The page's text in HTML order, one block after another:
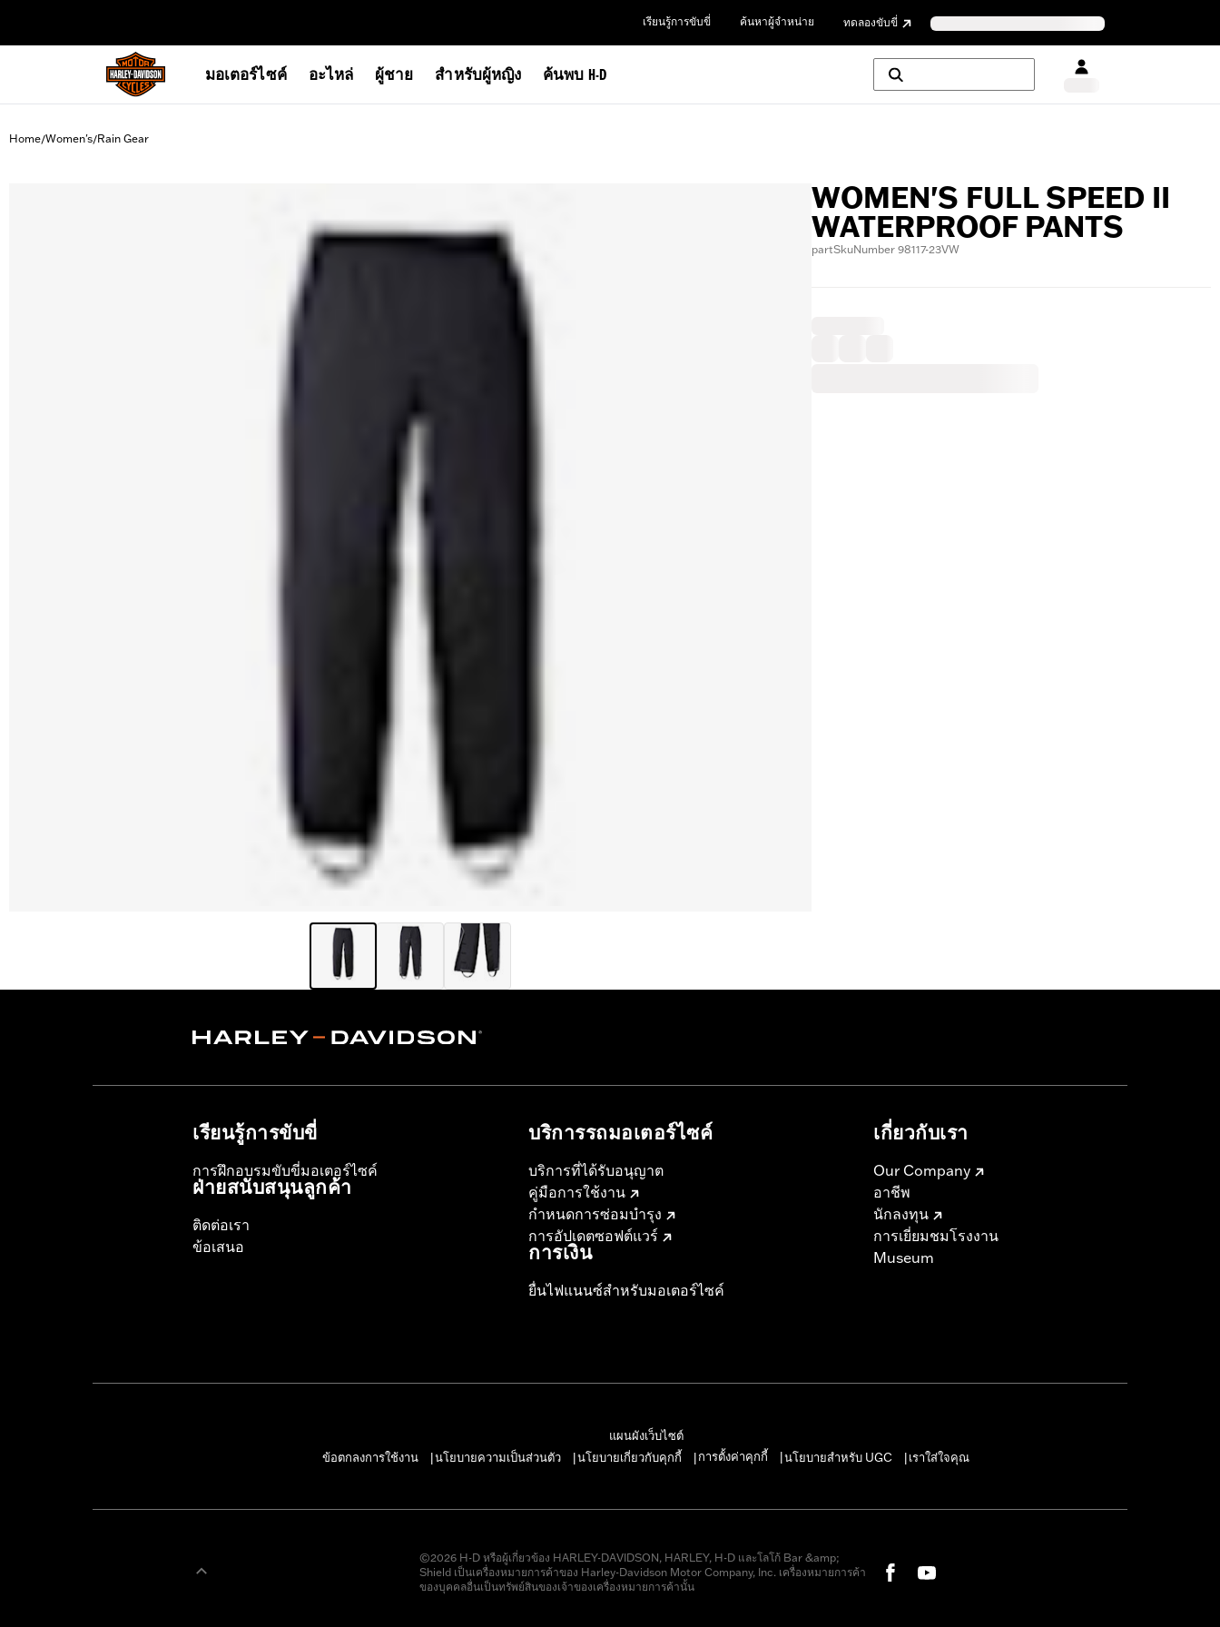
เรียนรู้การขับขี่ ค้นหาผู้จำหน่าย ทดลองขับขี่
มอเตอร์ไซค์ อะไหล่ ผู้ชาย สำหรับผู้หญิง ค้นพบ H-D
Home/Women's/Rain Gear
WOMEN'S FULL SPEED II
WATERPROOF PANTS
partSkuNumber 98117-23VW
เรียนรู้การขับขี่
การฝึกอบรมขับขี่มอเตอร์ไซค์
ฝ่ายสนับสนุนลูกค้า
ติดต่อเรา
ข้อเสนอ
บริการรถมอเตอร์ไซค์​
บริการที่ได้รับอนุญาต
คู่มือการใช้งาน
กำหนดการซ่อมบำรุง
การอัปเดตซอฟต์แวร์
การเงิน
ยื่นไฟแนนซ์สำหรับมอเตอร์ไซค์
เกี่ยวกับเรา
Our Company
อาชีพ
นักลงทุน
การเยี่ยมชมโรงงาน
Museum
แผนผังเว็บไซต์
ข้อตกลงการใช้งาน
นโยบายความเป็นส่วนตัว นโยบายเกี่ยวกับคุกกี้ การตั้งค่าคุกกี้ นโยบายสำหรับ UGC เราใส่ใจคุณ
©2026 H-D หรือผู้เกี่ยวข้อง HARLEY-DAVIDSON, HARLEY, H-D และโลโก้ Bar &amp;
Shield เป็นเครื่องหมายการค้าของ Harley-Davidson Motor Company, Inc. เครื่องหมายการค้า
ของบุคคลอื่นเป็นทรัพย์สินของเจ้าของเครื่องหมายการค้านั้น